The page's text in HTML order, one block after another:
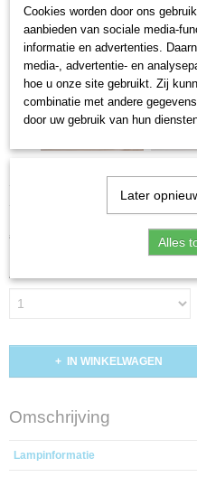
Hanglamp
€ 479,00 € 390,00
Aantal
IN WINKELWAGEN
Omschrijving
Lampinformatie
Cookies worden door ons
aanbieden van sociale media-
informatie en advertenties.
media-, advertentie- en
hoe u onze site gebruikt. Zij
combinatie met andere
door uw gebruik van hun
Later
Alles